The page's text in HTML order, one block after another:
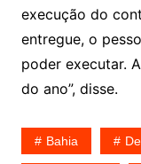
execução do
entregue, o
poder executar.
do ano”, disse.
Bahia